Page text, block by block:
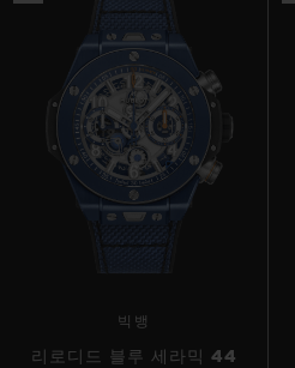
빅뱅
리로디드 블루 세라믹 44